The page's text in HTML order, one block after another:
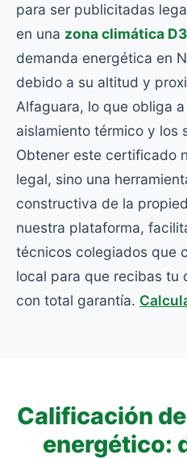
para ser publicitadas
en una zona climática D3
demanda energética en
debido a su altitud y
Alfaguara, lo que obliga
aislamiento térmico y los
Obtener este certificado
legal, sino una
constructiva de la
nuestra plataforma,
técnicos colegiados que
local para que recibas tu
con total garantía.
Calificación
energético: